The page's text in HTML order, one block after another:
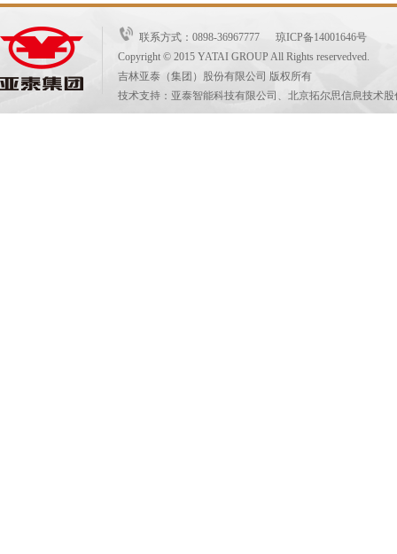
联系方式：0898-36967777 琼ICP备14001646号
Copyright © 2015 YATAI GROUP All Rights reservedved.
吉林亚泰（集团）股份有限公司 版权所有
技术支持：亚泰智能科技有限公司、北京拓尔思信息技术